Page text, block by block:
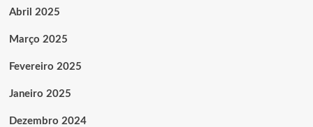
Abril 2025
Março 2025
Fevereiro 2025
Janeiro 2025
Dezembro 2024